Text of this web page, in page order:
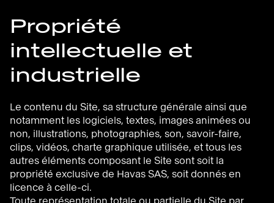
Propriété
intellectuelle et
industrielle
Le contenu du Site, sa structure générale ainsi que
notamment les logiciels, textes, images animées ou
non, illustrations, photographies, son, savoir-faire,
clips, vidéos, charte graphique utilisée, et tous les
autres éléments composant le Site sont soit la
propriété exclusive de Havas SAS, soit donnés en
licence à celle-ci.
Toute représentation totale ou partielle du Site par